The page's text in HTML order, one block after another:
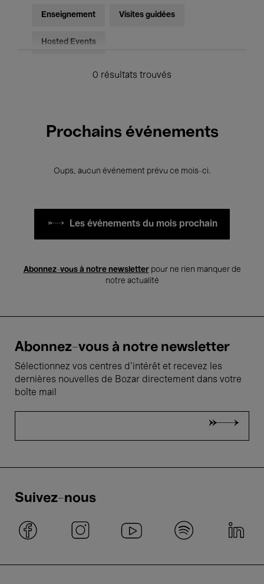
Enseignement Visites guidées
Hosted Events
0 résultats trouvés
Prochains événements
Oups, aucun événement prévu ce mois-ci.
Les événements du mois prochain
Abonnez-vous à notre newsletterpour ne rien manquer de
notre actualité
Abonnez-vous à notre newsletter
Sélectionnez vos centres d'intérêt et recevez les
dernières nouvelles de Bozar directement dans votre
boîte mail
Suivez-nous